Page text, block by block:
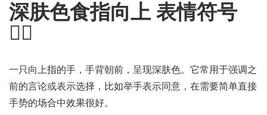
深肤色食指向上 表情符号
👆🏿
一只向上指的手，手背朝前，呈现深肤色。它常用于强调之
前的言论或表示选择，比如举手表示同意，在需要简单直接
手势的场合中效果很好。